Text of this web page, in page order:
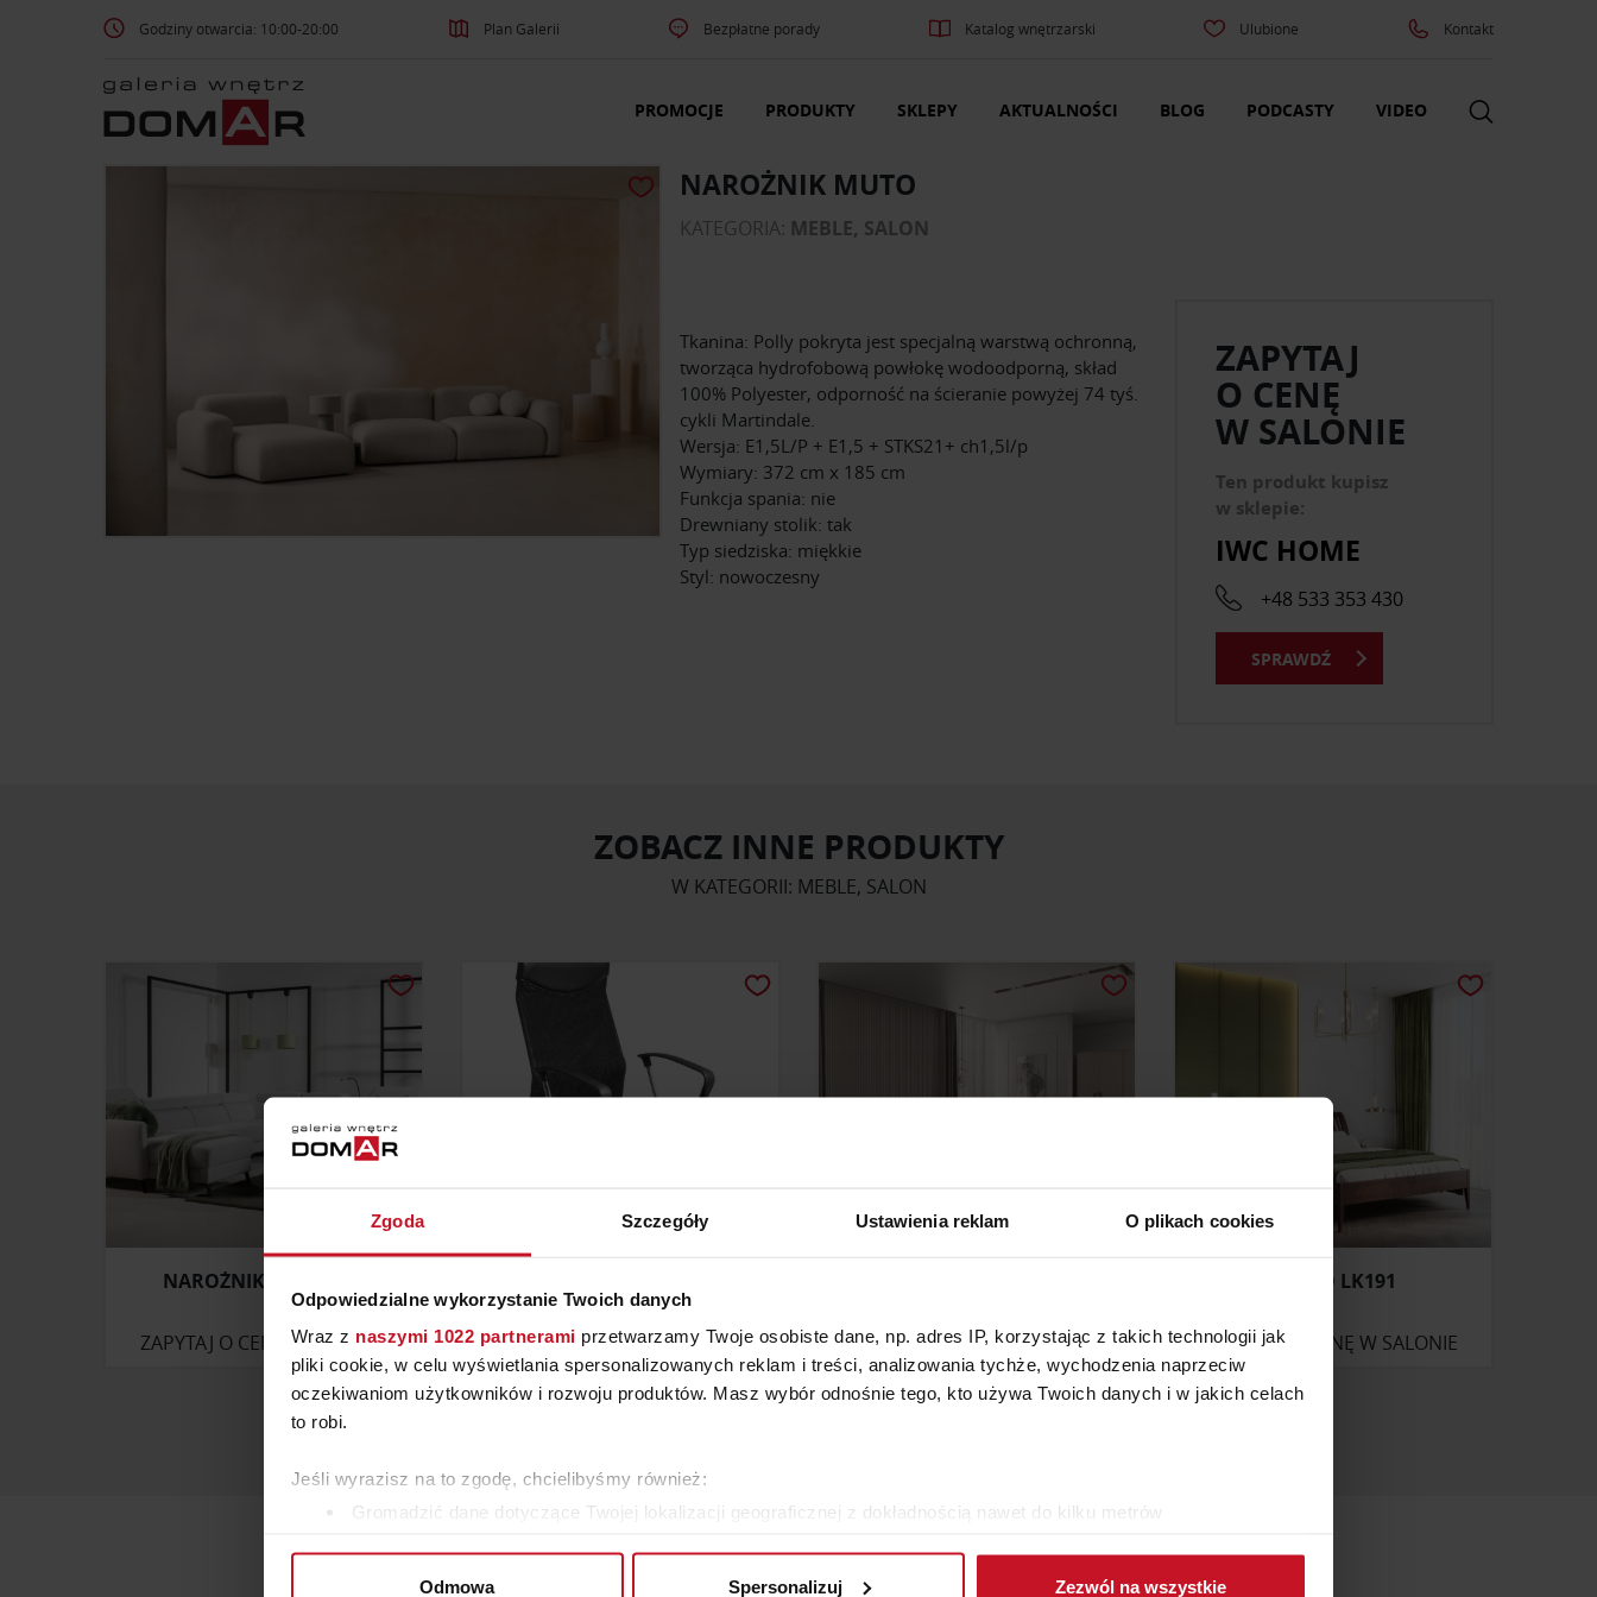
Zgoda Szczegóły Ustawienia reklam O plikach cookies
Odpowiedzialne wykorzystanie Twoich danych
Wraz z naszymi 1022 partnerami przetwarzamy Twoje osobiste dane, np. adres IP, korzystając z takich technologii jak
pliki cookie, w celu wyświetlania spersonalizowanych reklam i treści, analizowania tychże, wychodzenia naprzeciw
oczekiwaniom użytkowników i rozwoju produktów. Masz wybór odnośnie tego, kto używa Twoich danych i w jakich celach
to robi.
Jeśli wyrazisz na to zgodę, chcielibyśmy również:
Gromadzić dane dotyczące Twojej lokalizacji geograficznej z dokładnością nawet do kilku metrów
Odmowa Spersonalizuj Zezwól na wszystkie
Godziny otwarcia: 10:00-20:00 Plan Galerii Bezpłatne porady Katalog wnętrzarski Ulubione Kontakt
PROMOCJE PRODUKTY SKLEPY AKTUALNOŚCI BLOG PODCASTY VIDEO
NAROŻNIK MUTO
KATEGORIA: MEBLE, SALON
Tkanina: Polly pokryta jest specjalną warstwą ochronną,
tworząca hydrofobową powłokę wodoodporną, skład
100% Polyester, odporność na ścieranie powyżej 74 tyś.
cykli Martindale.
Wersja: E1,5L/P + E1,5 + STKS21+ ch1,5l/p
Wymiary: 372 cm x 185 cm
Funkcja spania: nie
Drewniany stolik: tak
Typ siedziska: miękkie
Styl: nowoczesny
ZAPYTAJ
O CENĘ
W SALONIE
Ten produkt kupisz
w sklepie:
IWC HOME
+48 533 353 430
SPRAWDŹ
ZOBACZ INNE PRODUKTY
W KATEGORII: MEBLE, SALON
NAROŻNIK TULIPANO
ZAPYTAJ O CENĘ W SALONIE ZAPYTAJ O CENĘ W SALONIE ZAPYTAJ O CENĘ W SALONIE
ŁÓŻKO LK191
ZAPYTAJ O CENĘ W SALONIE